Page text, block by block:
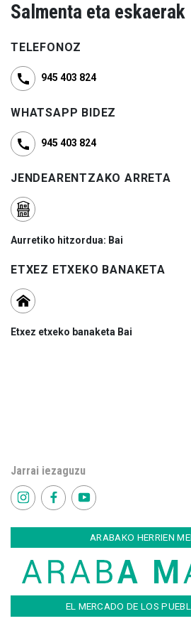
Salmenta eta eskaerak
TELEFONOZ
945 403 824
WHATSAPP BIDEZ
945 403 824
JENDEARENTZAKO ARRETA
Aurretiko hitzordua: Bai
ETXEZ ETXEKO BANAKETA
Etxez etxeko banaketa Bai
Jarrai iezaguzu
ARABAKO HERRIEN
EL MERCADO DE LOS